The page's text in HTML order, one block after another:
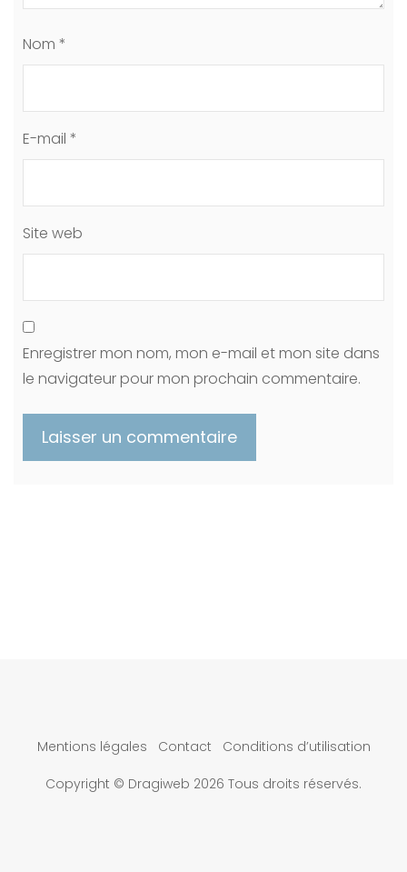
Nom *
E-mail *
Site web
Enregistrer mon nom, mon e-mail et mon site dans
le navigateur pour mon prochain commentaire.
Mentions légales Contact Conditions d’utilisation
Copyright © Dragiweb 2026 Tous droits réservés.